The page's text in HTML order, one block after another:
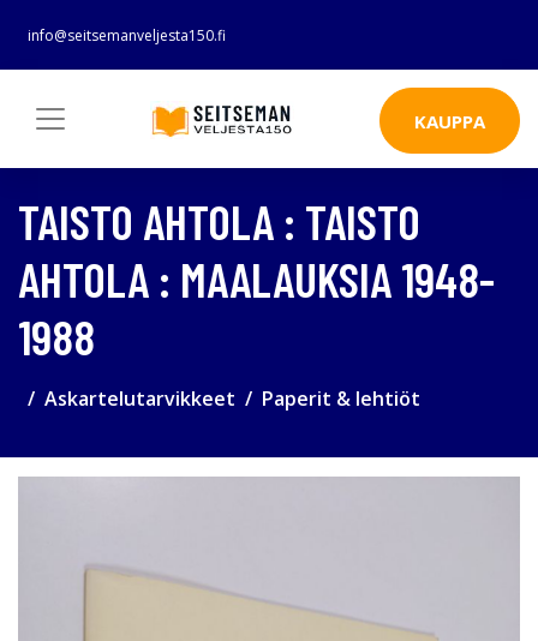
info@seitsemanveljesta150.fi
KAUPPA
TAISTO AHTOLA : TAISTO
AHTOLA : MAALAUKSIA 1948-
1988
Askartelutarvikkeet Paperit & lehtiöt